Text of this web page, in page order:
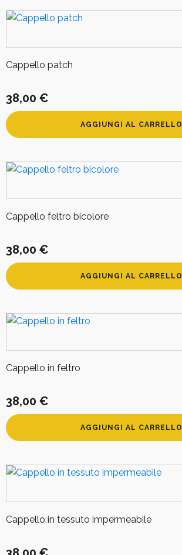
Cappello patch
38,00 €
AGGIUNGI AL CARRELLO
Cappello feltro bicolore
38,00 €
AGGIUNGI AL CARRELLO
Cappello in feltro
38,00 €
AGGIUNGI AL CARRELLO
Cappello in tessuto impermeabile